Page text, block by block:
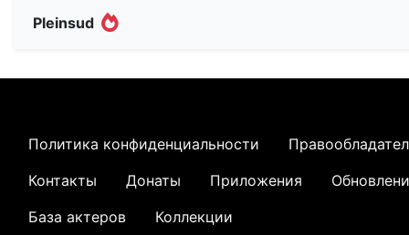
героине, в результате чего остался без того
каким обычно мужчины внимание и проявляют (в
очень забавно), а потом и вовсе умер. Две
сумка денег. Вот всё и завертелось!
Действие очень динамичное, скучать не
Да, женская глупость приносит много бед, но
именно алогизм женских поступков приводит к
Pleinsud
Политика конфиденциальности
Контакты
Донаты Приложения
База актеров
Коллекции